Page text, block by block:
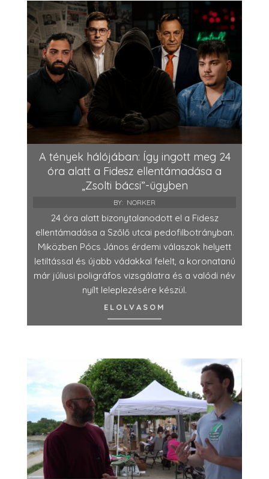
A tények hálójában: Így ingott meg 24
óra alatt a Fidesz ellentámadása a
„Zsolti bácsi”-ügyben
BY: NORKER
24 óra alatt bizonytalanodott el a Fidesz
ellentámadása a Szőlő utcai pedofilbotrányban.
Miközben Pócs János érdemi válaszok helyett
letiltással és újabb vádakkal felelt, a koronatanú
már júliusi poligráfos vizsgálatra és a valódi név
nyílt leleplezésére készül.
ELOLVASOM